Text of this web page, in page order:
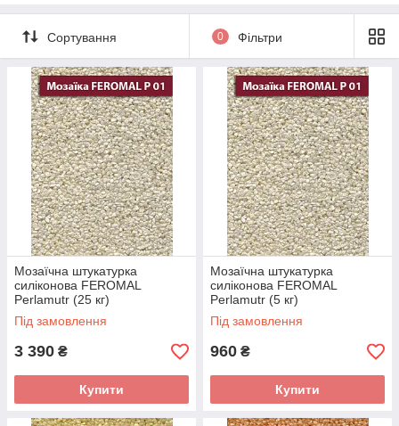
зводить до мінімуму появу грибку, цвілі
та утворення «мокрої» стіни. Фасадна
штукатурка Ферозіт є стійкою до дії
атмосферних впливів, таких як дощ,
сніг, град, а також витримує різкі
перепади температур (як от у період
осінь-зима, коли температура може
різко знизитись з +5 до -10°C). Це
довговічне декоративне покриття, яке
при правильній технології укладання та
при належному захисті прослужить
довгі роки.
Сортування 0 Фільтри
Мозаїчна штукатурка
силіконова FEROMAL
Perlamutr (25 кг)
Під замовлення
3 390 ₴
Купити
Мозаїчна штукатурка
силіконова FEROMAL
Perlamutr (5 кг)
Під замовлення
960 ₴
Купити